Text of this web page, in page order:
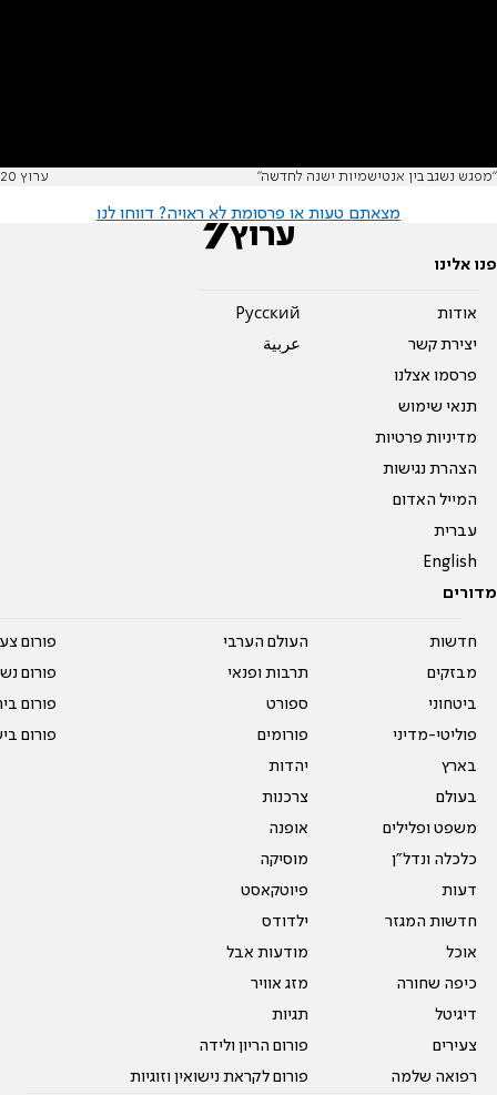
"מפגש נשגב בין אנטישמיות ישנה לחדשה" ערוץ 20
מצאתם טעות או פרסומת לא ראויה? דווחו לנו
פנו אלינו
אודות
יצירת קשר
פרסמו אצלנו
תנאי שימוש
מדיניות פרטיות
הצהרת נגישות
המייל האדום
עברית
English
Pусский
عربية
מדורים
חדשות
מבזקים
ביטחוני
פוליטי-מדיני
בארץ
בעולם
משפט ופלילים
כלכלה ונדל"ן
דעות
חדשות המגזר
אוכל
כיפה שחורה
דיגיטל
צעירים
רפואה שלמה
העולם הערבי
תרבות ופנאי
ספורט
פורומים
יהדות
צרכנות
אופנה
מוסיקה
פיוטקאסט
ילדודס
מודעות אבל
מזג אוויר
תגיות
פורום הריון ולידה
פורום לקראת נישואין וזוגיות
פורום
פורום
פורום
פורום